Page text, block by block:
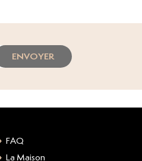
ENVOYER
FAQ
La Maison